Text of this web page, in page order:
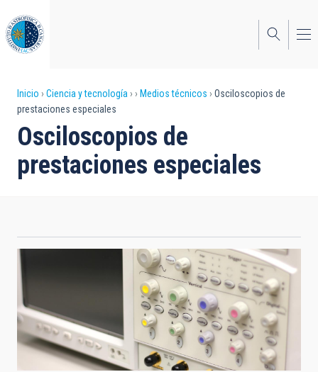
al
contenido
principal
Sobrescribir
enlaces
de
ayuda
navegación
Inicio Ciencia y tecnología Medios técnicos
Osciloscopios de
prestaciones especiales
Osciloscopios de
prestaciones especiales